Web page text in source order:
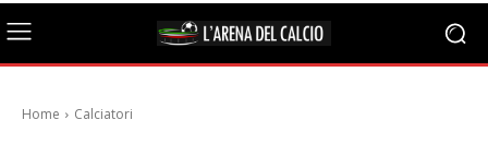
Home Calciatori